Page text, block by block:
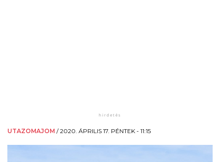
UTAZOMAJOM /2020. ÁPRILIS 17. PÉNTEK - 11:15